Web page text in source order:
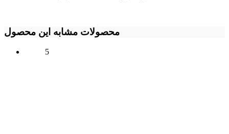
محصولات مشابه این محصول
5